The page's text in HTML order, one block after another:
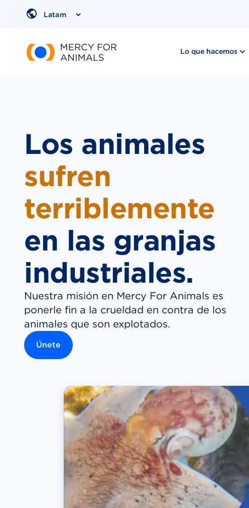
Region
Lo que hacemos
Los animales
sufren
terriblemente
en las granjas
industriales.
Nuestra misión en Mercy For Animals es
ponerle fin a la crueldad en contra de los
animales que son explotados.
Únete